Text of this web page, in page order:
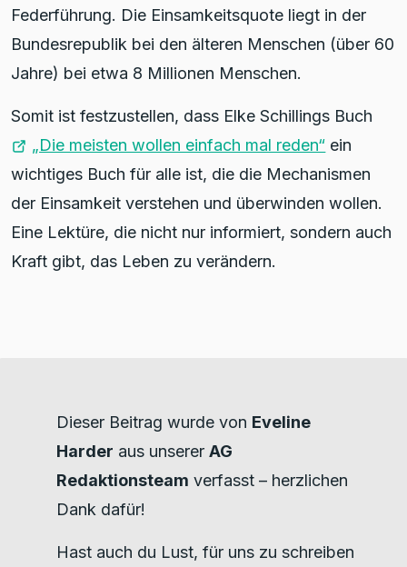
Federführung. Die Einsamkeitsquote liegt in der
Bundesrepublik bei den älteren Menschen (über 60
Jahre) bei etwa 8 Millionen Menschen.
Somit ist festzustellen, dass Elke Schillings Buch
„Die meisten wollen einfach mal reden“ ein
wichtiges Buch für alle ist, die die Mechanismen
der Einsamkeit verstehen und überwinden wollen.
Eine Lektüre, die nicht nur informiert, sondern auch
Kraft gibt, das Leben zu verändern.
Dieser Beitrag wurde von Eveline
Harder aus unserer AG
Redaktionsteam verfasst – herzlichen
Dank dafür!
Hast auch du Lust, für uns zu schreiben